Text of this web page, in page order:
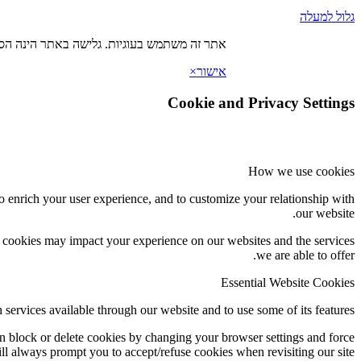
גלול למעלה
אתר זה משתמש בעוגיות. גלישה באתר הינה
אישור×
Cookie and Privacy Settings
How we use cookies
your user experience, and to customize your relationship with
our website.
may impact your experience on our websites and the services
we are able to offer.
Essential Website Cookies
available through our website and to use some of its features.
or delete cookies by changing your browser settings and force
prompt you to accept/refuse cookies when revisiting our site.